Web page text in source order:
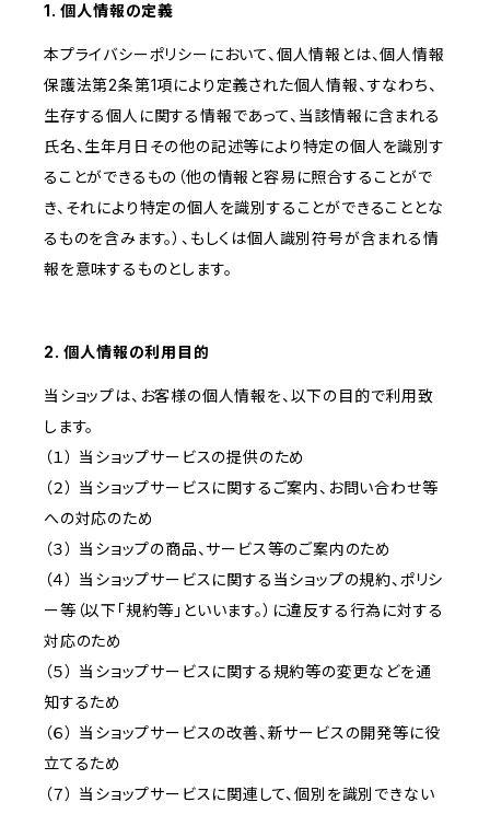
1. 個人情報の定義
本プライバシーポリシーにおいて、個人情報とは、個人情報
保護法第2条第1項により定義された個人情報、すなわち、
生存する個人に関する情報であって、当該情報に含まれる
氏名、生年月日その他の記述等により特定の個人を識別す
ることができるもの（他の情報と容易に照合することがで
き、それにより特定の個人を識別することができることとな
るものを含みます。）、もしくは個人識別符号が含まれる情
報を意味するものとします。
2. 個人情報の利用目的
当ショップは、お客様の個人情報を、以下の目的で利用致
します。
（１） 当ショップサービスの提供のため
（２） 当ショップサービスに関するご案内、お問い合わせ等
への対応のため
（３） 当ショップの商品、サービス等のご案内のため
（４） 当ショップサービスに関する当ショップの規約、ポリシ
ー等（以下「規約等」といいます。）に違反する行為に対する
対応のため
（５） 当ショップサービスに関する規約等の変更などを通
知するため
（６） 当ショップサービスの改善、新サービスの開発等に役
立てるため
（７） 当ショップサービスに関連して、個別を識別できない